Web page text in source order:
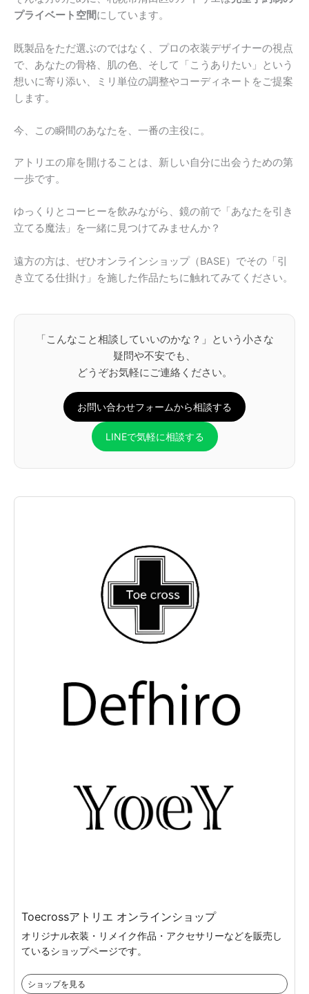
プライベート空間にしています。
既製品をただ選ぶのではなく、プロの衣装デザイナーの視点
で、あなたの骨格、肌の色、そして「こうありたい」という
想いに寄り添い、ミリ単位の調整やコーディネートをご提案
します。
今、この瞬間のあなたを、一番の主役に。
アトリエの扉を開けることは、新しい自分に出会うための第
一歩です。
ゆっくりとコーヒーを飲みながら、鏡の前で「あなたを引き
立てる魔法」を一緒に見つけてみませんか？
遠方の方は、ぜひオンラインショップ（BASE）でその「引
き立てる仕掛け」を施した作品たちに触れてみてください。
「こんなこと相談していいのかな？」という小さな
疑問や不安でも、
どうぞお気軽にご連絡ください。
お問い合わせフォームから相談する
LINEで気軽に相談する
Toecrossアトリエ オンラインショップ
オリジナル衣装・リメイク作品・アクセサリーなどを販売し
ているショップページです。
ショップを見る